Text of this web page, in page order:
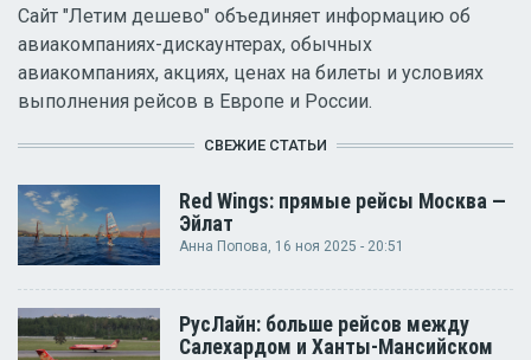
Сайт "Летим дешево" объединяет информацию об
авиакомпаниях-дискаунтерах, обычных
авиакомпаниях, акциях, ценах на билеты и условиях
выполнения рейсов в Европе и России.
СВЕЖИЕ СТАТЬИ
Red Wings: прямые рейсы Москва —
Эйлат
Анна Попова, 16 ноя 2025 - 20:51
РусЛайн: больше рейсов между
Салехардом и Ханты-Мансийском